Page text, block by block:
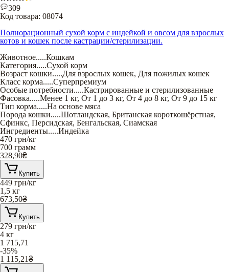
309
Код товара: 08074
Полнорационный сухой корм с индейкой и овсом для взрослых
котов и кошек после кастрации/стерилизации.
Животное.....Кошкам
Категория.....Сухой корм
Возраст кошки.....Для взрослых кошек, Для пожилых кошек
Класс корма.....Суперпремиум
Особые потребности.....Кастрированные и стерилизованные
Фасовка.....Менее 1 кг, От 1 до 3 кг, От 4 до 8 кг, От 9 до 15 кг
Тип корма.....На основе мяса
Порода кошки.....Шотландская, Британская короткошёрстная,
Сфинкс, Персидская, Бенгальская, Сиамская
Ингредиенты.....Индейка
470 грн/кг
700 грамм
328,90₴
Купить
449 грн/кг
1,5 кг
673,50₴
Купить
279 грн/кг
4 кг
1 715,71
-35%
1 115,21₴